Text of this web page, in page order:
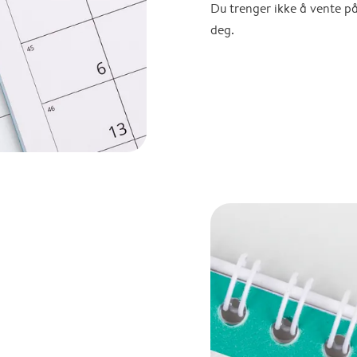
Du trenger ikke å vente
deg.